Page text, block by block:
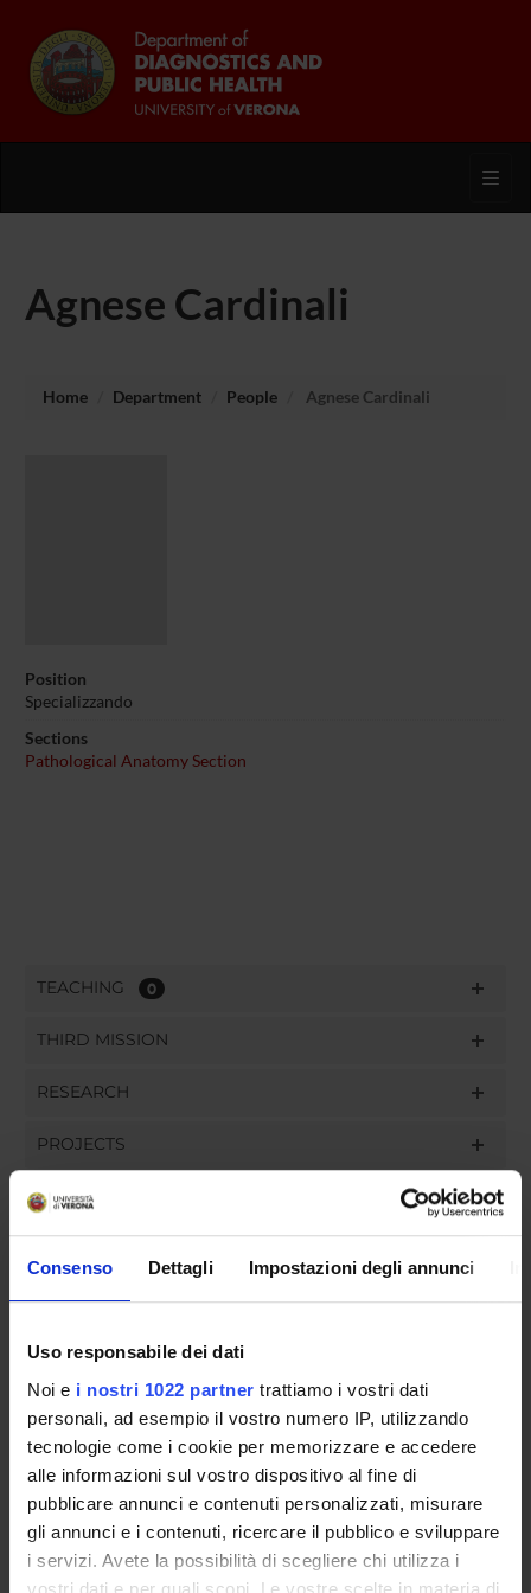
Consenso Dettagli Impostazioni degli annunci
Uso responsabile dei dati
Noi e i nostri 1022 partner trattiamo i vostri dati
personali, ad esempio il vostro numero IP, utilizzando
tecnologie come i cookie per memorizzare e accedere
alle informazioni sul vostro dispositivo al fine di
pubblicare annunci e contenuti personalizzati, misurare
gli annunci e i contenuti, ricercare il pubblico e sviluppare
i servizi. Avete la possibilità di scegliere chi utilizza i
vostri dati e per quali scopi. Le vostre scelte in materia di
Agnese Cardinali
Home Department People Agnese Cardinali
Position
Specializzando
Sections
Pathological Anatomy Section
TEACHING 0
THIRD MISSION
RESEARCH
PROJECTS
ASSIGNMENTS
COMMITTEES
DEPARTMENT ADMINISTRATION OFFICES
STUDENT ADMINISTRATION OFFICES